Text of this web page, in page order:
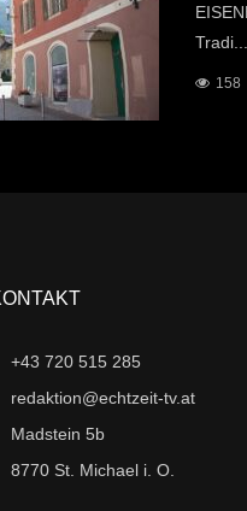
Tradi...
158
+43 720 515 285
redaktion@echtzeit-tv.at
Madstein 5b
8770 St. Michael i. O.